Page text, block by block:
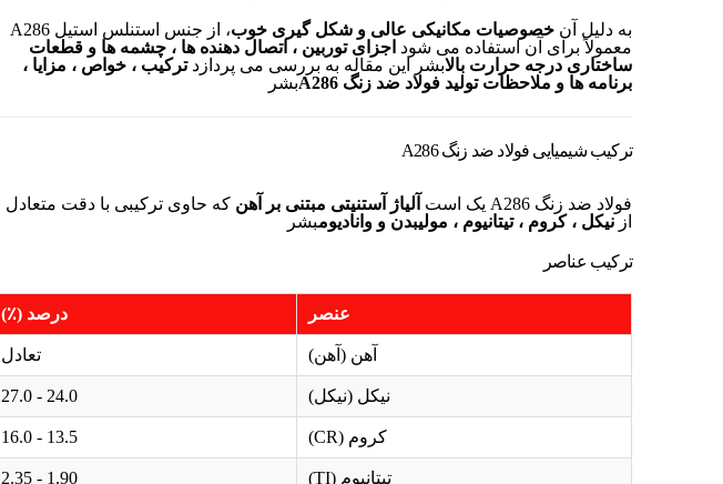
به دلیل آن خصوصیات مکانیکی عالی و شکل گیری خوب
، از جنس استنلس استیل A286
معمولاً برای آن استفاده می شود اجزای توربین ، اتصال دهنده ها ، چشمه ها و قطعات
ساختاری درجه حرارت بالابشر این مقاله به بررسی می پردازدترکیب ، خواص ، مزایا ،
برنامه ها و ملاحظات تولید فولاد ضد زنگ A286
بشر
ترکیب شیمیایی فولاد ضد زنگ A286
فولاد ضد زنگ A286 یک است آلیاژ آستنیتی مبتنی بر آهن که حاوی ترکیبی با دقت متعادل
از نیکل ، کروم ، تیتانیوم ، مولیبدن و وانادیومبشر
ترکیب عناصر
عنصر درصد (٪)
آهن (آهن) تعادل
نیکل (نیکل) 24.0 - 27.0
کروم (CR) 13.5 - 16.0
تیتانیوم (TI) 1.90 - 2.35